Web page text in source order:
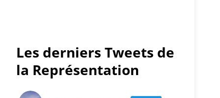
Les derniers Tweets de
la Représentation